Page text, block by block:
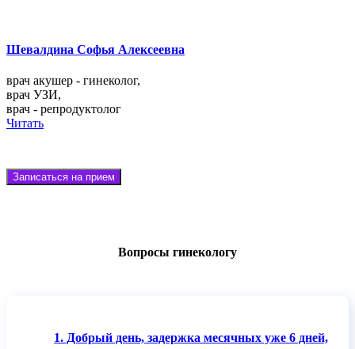
Шевалдина Софья Алексеевна
врач акушер - гинеколог,
врач УЗИ,
врач - репродуктолог
Читать
Записаться на прием
Вопросы гинекологу
1. Добрый день, задержка месячных уже 6 дней,